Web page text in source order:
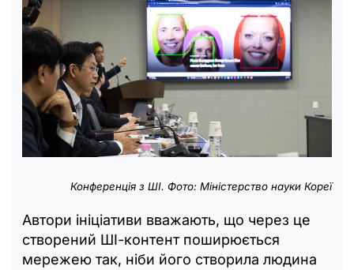
Конференція з ШІ. Фото: Міністерство науки Кореї
Автори ініціативи вважають, що через це
створений ШІ-контент поширюється
мережею так, ніби його створила людина